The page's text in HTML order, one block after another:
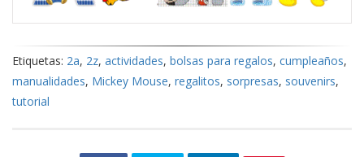
Etiquetas: 2a, 2z, actividades, bolsas para regalos, cumpleaños,
manualidades, Mickey Mouse, regalitos, sorpresas, souvenirs,
tutorial